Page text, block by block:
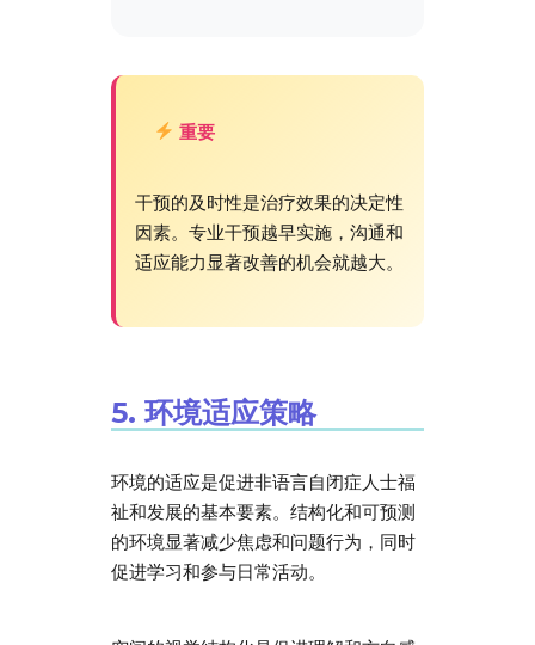
重要
干预的及时性是治疗效果的决定性
因素。专业干预越早实施，沟通和
适应能力显著改善的机会就越大。
5. 环境适应策略
环境的适应是促进非语言自闭症人士福
祉和发展的基本要素。结构化和可预测
的环境显著减少焦虑和问题行为，同时
促进学习和参与日常活动。